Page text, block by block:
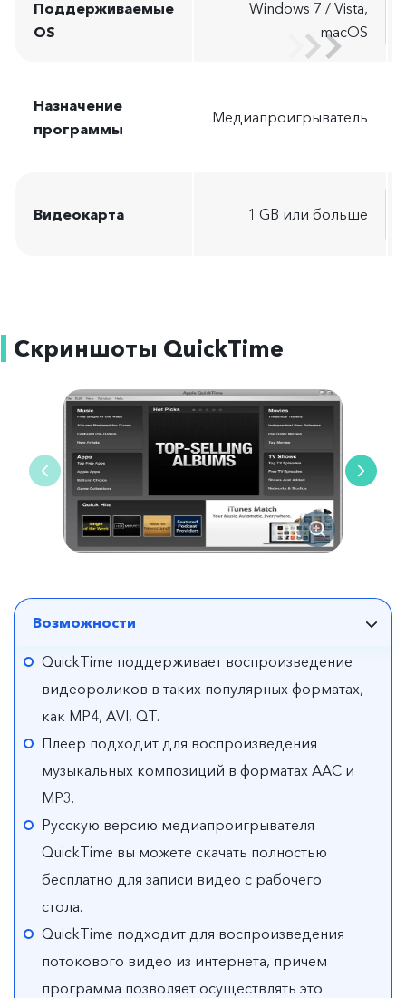
Поддерживаемые
OS
Windows 7 / Vista,
macOS
Назначение
программы
Медиапроигрыватель
Видеокарта 1 GB или больше
Скриншоты QuickTime
Возможности
QuickTime поддерживает воспроизведение
видеороликов в таких популярных форматах,
как MP4, AVI, QT.
Плеер подходит для воспроизведения
музыкальных композиций в форматах AAC и
MP3.
Русскую версию медиапроигрывателя
QuickTime вы можете скачать полностью
бесплатно для записи видео с рабочего
стола.
QuickTime подходит для воспроизведения
потокового видео из интернета, причем
программа позволяет осуществлять это